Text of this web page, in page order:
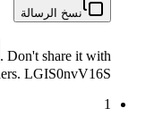
نسخ الرسالة
. Don't share it with
LGIS0nvV16S
1